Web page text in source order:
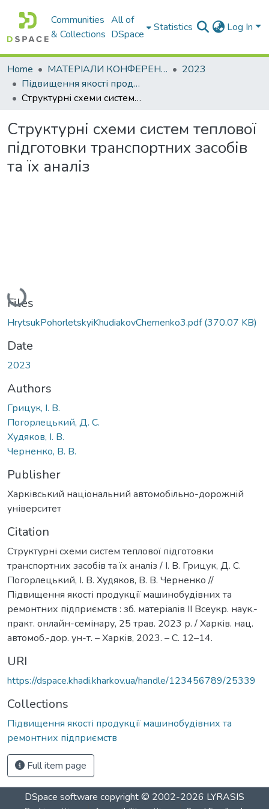
Communities
& Collections
All of
DSpace
Statistics Log In
Home МАТЕРІАЛИ КОНФЕРЕНЦІЙ
2023
Підвищення якості продукції машинобудівних та ремонтних підприємств
Структурні схеми систем теплової підготовки транспортних засобів та їх аналіз
Структурні схеми систем теплової
підготовки транспортних засобів
та їх аналіз
Loading...
Files
HrytsukPohorletskyiKhudiakovChernenko3.pdf(370.07 KB)
Date
2023
Authors
Грицук, І. В.
Погорлецький, Д. С.
Худяков, І. В.
Черненко, В. В.
Publisher
Харківський національний автомобільно-дорожній
університет
Citation
Структурні схеми систем теплової підготовки
транспортних засобів та їх аналіз / І. В. Грицук, Д. С.
Погорлецький, І. В. Худяков, В. В. Черненко //
Підвищення якості продукції машинобудівних та
ремонтних підприємств : зб. матеріалів II Всеукр. наук.-
практ. онлайн-семінару, 25 трав. 2023 р. / Харків. нац.
автомоб.-дор. ун-т. – Харків, 2023. – С. 12–14.
URI
https://dspace.khadi.kharkov.ua/handle/123456789/25339
Collections
Підвищення якості продукції машинобудівних та
ремонтних підприємств
Full item page
DSpace software copyright © 2002-2026 LYRASIS